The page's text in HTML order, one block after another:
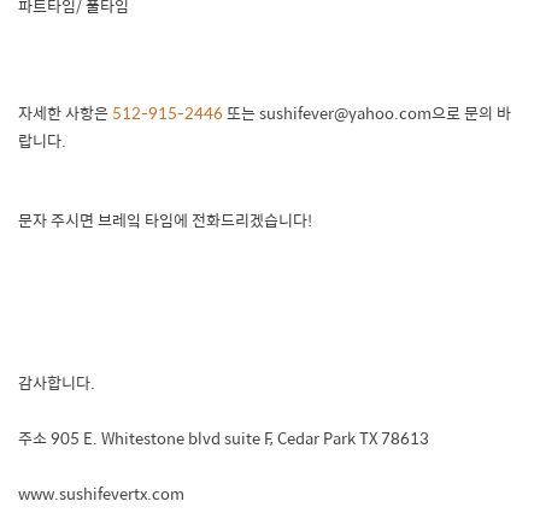
파트타임/ 풀타임
자세한 사항은512-915-2446또는 sushifever@yahoo.com으로 문의 바
랍니다.
문자 주시면 브레잌 타임에 전화드리겠습니다!
감사합니다.
주소 905 E. Whitestone blvd suite F, Cedar Park TX 78613
www.sushifevertx.com